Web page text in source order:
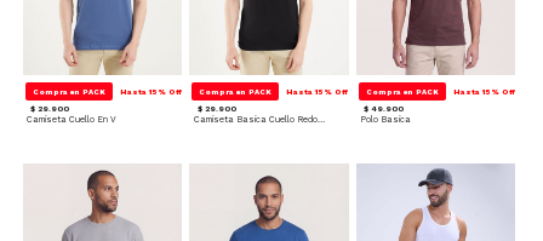
Compra en PACK Hasta 15% Off
$ 29.900
Camiseta Cuello En V
Compra en PACK Hasta 15% Off
$ 29.900
Camiseta Basica Cuello Redondo
Compra en PACK Hasta 15% Off
$ 49.900
Polo Basica